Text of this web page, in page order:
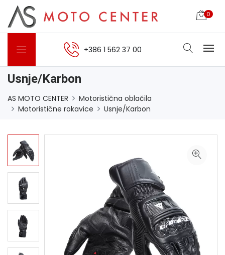
0
+386 1 562 37 00
Usnje/Karbon
AS MOTO CENTER
Motoristična oblačila
Motoristične rokavice
Usnje/Karbon